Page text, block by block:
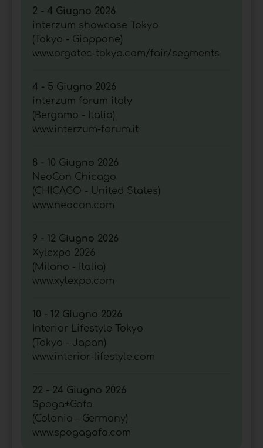
2 - 4 Giugno 2026
interzum showcase Tokyo
(Tokyo - Giappone)
www.orgatec-tokyo.com/fair/segments
4 - 5 Giugno 2026
interzum forum italy
(Bergamo - Italia)
www.interzum-forum.it
8 - 10 Giugno 2026
NeoCon Chicago
(CHICAGO - United States)
www.neocon.com
9 - 12 Giugno 2026
Xylexpo 2026
(Milano - Italia)
www.xylexpo.com
10 - 12 Giugno 2026
Interior Lifestyle Tokyo
(Tokyo - Japan)
www.interior-lifestyle.com
22 - 24 Giugno 2026
Spoga+Gafa
(Colonia - Germany)
www.spogagafa.com